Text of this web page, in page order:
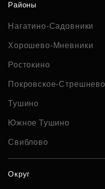
Районы
Нагатино-Садовники
Хорошево-Мневники
Ростокино
Покровское-Стрешнево
Тушино
Южное Тушино
Свиблово
Округ